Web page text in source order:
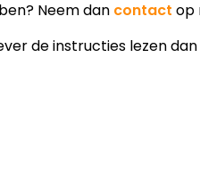
Neem dan contact op
de instructies lezen dan